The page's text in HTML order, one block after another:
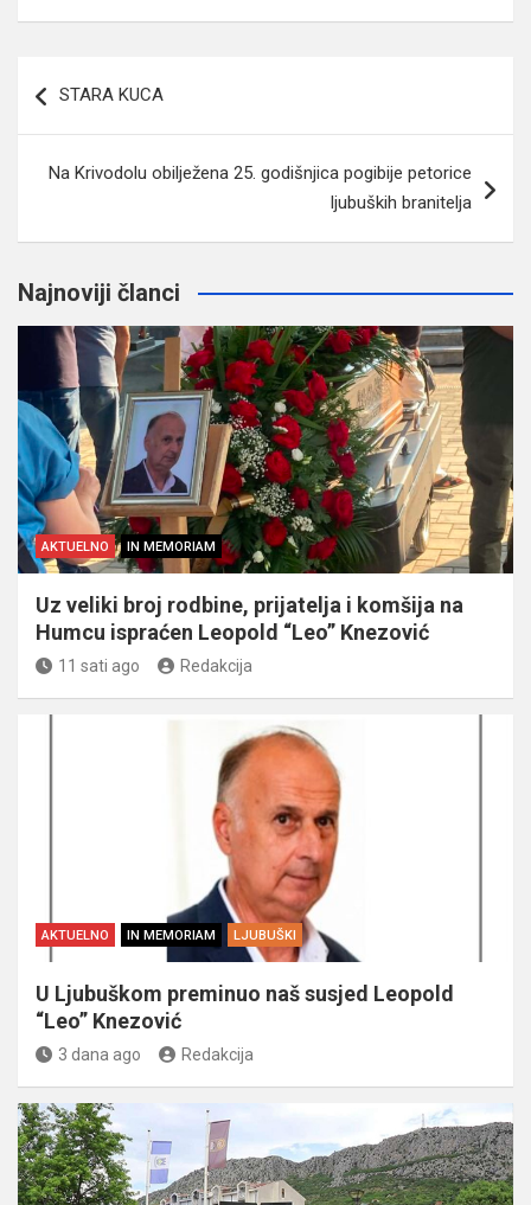
članaka
STARA KUCA
Na Krivodolu obilježena 25. godišnjica pogibije petorice
ljubuških branitelja
Najnoviji članci
AKTUELNO IN MEMORIAM
Uz veliki broj rodbine, prijatelja i komšija na
Humcu ispraćen Leopold “Leo” Knezović
11 sati ago Redakcija
AKTUELNO IN MEMORIAM LJUBUŠKI
U Ljubuškom preminuo naš susjed Leopold
“Leo” Knezović
3 dana ago Redakcija